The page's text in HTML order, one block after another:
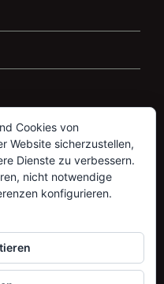
Cookies von
Website sicherzustellen,
Dienste zu verbessern.
nicht notwendige
konfigurieren.